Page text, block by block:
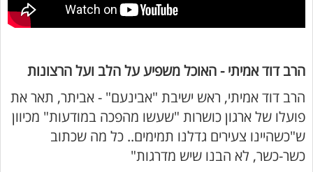
הרב דוד אמיתי - האוכל משפיע על הלב ועל הרצונות
הרב דוד אמיתי, ראש ישיבת "אבינעם" - אביתר, תאר את
פועלו של ארגון כושרות "שעשו מהפכה במודעות" מכיוון
ש"כשהיינו צעירים גדלנו תמימים.. כל מה שכתוב
כשר-כשר, לא הבנו שיש מדרגות"